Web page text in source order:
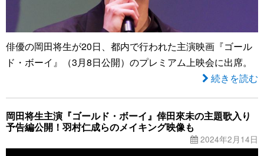
俳優の岡田将生が20日、都内で行われた主演映画『ゴール
ド・ボーイ』（3月8日公開）のプレミアム上映会に出席。
続きを読む
岡田将生主演『ゴールド・ボーイ』倖田來未の主題歌入り
予告編公開！羽村仁成らのメイキング映像も
2024年2月14日